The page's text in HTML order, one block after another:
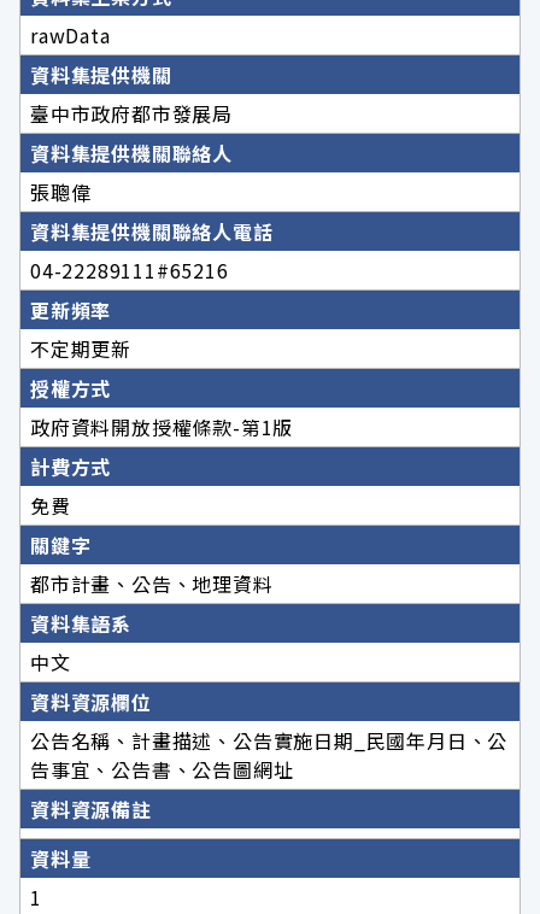
rawData
資料集提供機關
臺中市政府都市發展局
資料集提供機關聯絡人
張聰偉
資料集提供機關聯絡人電話
04-22289111#65216
更新頻率
不定期更新
授權方式
政府資料開放授權條款-第1版
計費方式
免費
關鍵字
都市計畫、公告、地理資料
資料集語系
中文
資料資源欄位
公告名稱、計畫描述、公告實施日期_民國年月日、公
告事宜、公告書、公告圖網址
資料資源備註
資料量
1